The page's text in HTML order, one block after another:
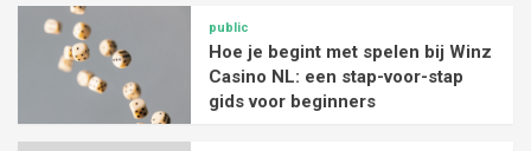
public
Hoe je begint met spelen bij Winz
Casino NL: een stap-voor-stap
gids voor beginners